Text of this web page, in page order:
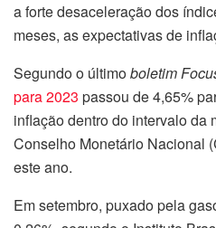
a forte desaceleração dos
meses, as expectativas de
Segundo o últimoboletim
para 2023 passou de 4,65%
inflação dentro do intervalo da
Conselho Monetário Nacional
este ano.
Em setembro, puxado pela